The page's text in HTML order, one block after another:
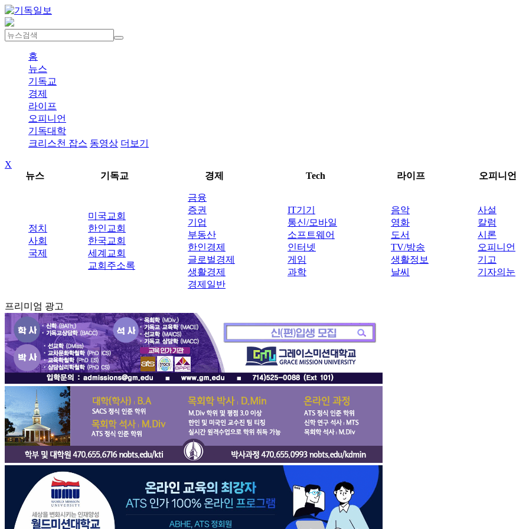
홈
뉴스
기독교
경제
라이프
오피니언
기독대학
크리스천 잡스 동영상 더보기
X
뉴스
기독교 경제 Tech 라이프 오피니언
정치
사회
국제
미국교회
한인교회
한국교회
세계교회
교회주소록
금융
증권
기업
부동산
한인경제
글로벌경제
생활경제
경제일반
IT기기
통신/모바일
소프트웨어
인터넷
게임
과학
음악
영화
도서
TV/방송
생활정보
날씨
사설
칼럼
시론
오피니언
기고
기자의눈
프리미엄 광고